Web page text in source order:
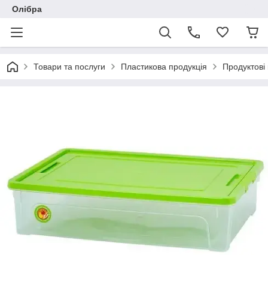
Олібра
Товари та послуги Пластикова продукція